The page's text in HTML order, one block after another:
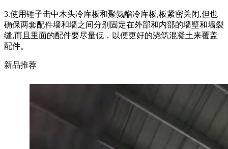
3.使用锤子击中木头冷库板和聚氨酯冷库板,板紧密关闭,但也
确保两套配件墙和墙之间分别固定在外部和内部的墙壁和墙裂
缝,而且里面的配件要尽量低，以便更好的浇筑混凝土来覆盖
配件。
新品推荐